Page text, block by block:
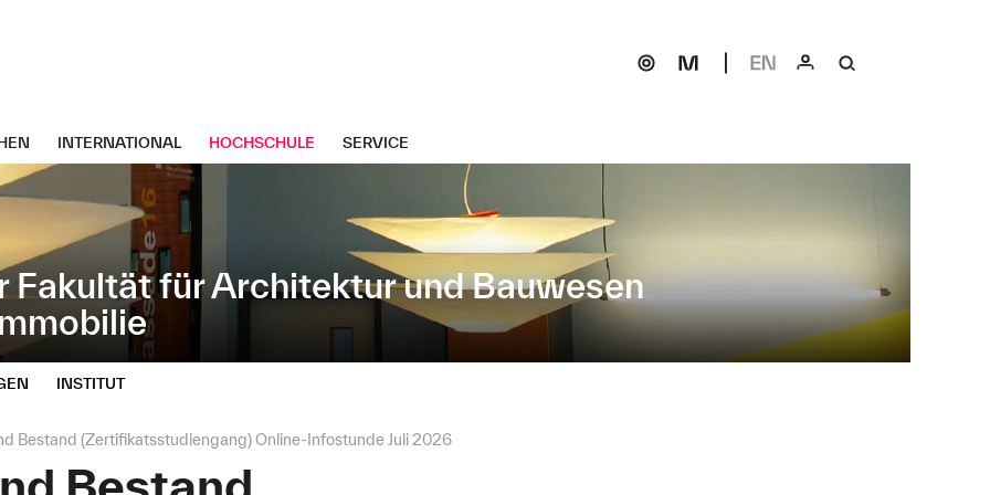
Fakultät für Architektur und Bauwesen
INTERNATIONAL HOCHSCHULE SERVICE
INSTITUT
Bestand (Zertifikatsstudiengang) Online-Infostunde Juli 2026